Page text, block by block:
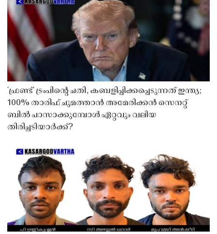
'ഫ്രണ്ട്' ട്രംപിന്റെ ചതി, കബളിപ്പിക്കപ്പെടുന്നത് ഇന്ത്യ;
100% താരിഫ് ചുമത്താൻ അമേരിക്കൻ സെനറ്റ്
ബിൽ പാസാക്കുമ്പോൾ ഏറ്റവും വലിയ
തിരിച്ചടിയാർക്ക്?